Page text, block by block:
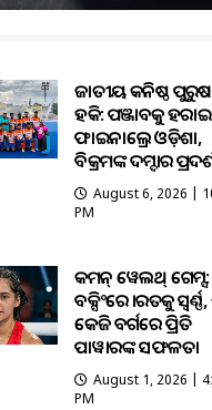
ଜାତୀୟ କନିଷ୍ଠ ପୁରୁଷ
ହକି: ପଞ୍ଜାବକୁ ହରାଇ
ଫାଇନାଲ୍ରେ ଓଡ଼ିଶା,
ବିକ୍ରମଙ୍କ ଦମ୍ଦାର
August 6, 2026 |
PM
କମନ୍ ୱେଲଥ୍ ଗେମ୍ସ:
ବକ୍ସିଂରେ ଭାରତକୁ
କେଜି ବର୍ଗରେ ପ୍ରିତି
ପାୱାରଙ୍କ ସଫଳତା
August 1, 2026 |
PM